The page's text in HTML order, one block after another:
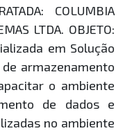
COLUMBIA
LTDA. OBJETO:
em Solução
armazenamento
o ambiente
de dados e
no ambiente